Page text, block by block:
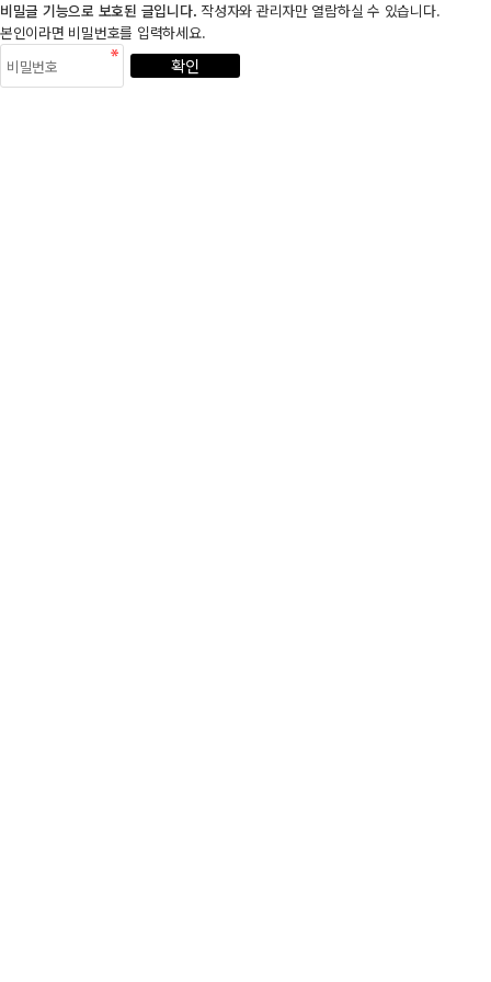
비밀글 기능으로 보호된 글입니다. 작성자와 관리자만 열람하실 수 있습니다.
본인이라면 비밀번호를 입력하세요.